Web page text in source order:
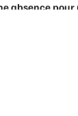
absence